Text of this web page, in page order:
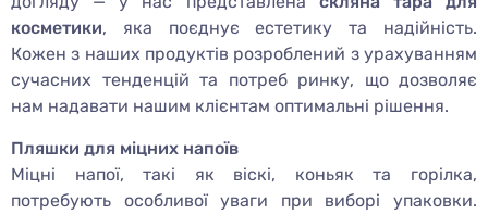
косметики, яка поєднує естетику та надійність.
Кожен з наших продуктів розроблений з урахуванням
сучасних тенденцій та потреб ринку, що дозволяє
нам надавати нашим клієнтам оптимальні рішення.
Пляшки для міцних напоїв
Міцні напої, такі як віскі, коньяк та горілка,
потребують особливої уваги при виборі упаковки.